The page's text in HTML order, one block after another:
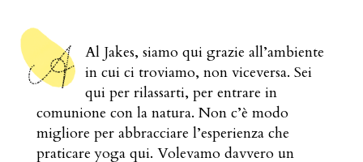
Al Jakes, siamo qui grazie all’ambiente
in cui ci troviamo, non viceversa. Sei
qui per rilassarti, per entrare in
comunione con la natura. Non c’è modo
migliore per abbracciare l’esperienza che
praticare yoga qui. Volevamo davvero un